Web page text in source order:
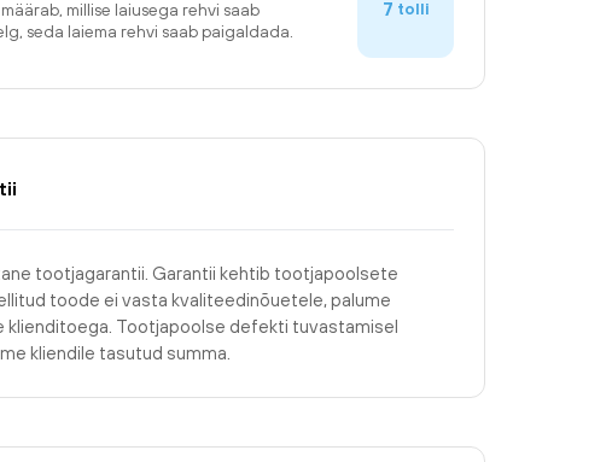
millise laiusega rehvi saab
seda laiema rehvi saab paigaldada.
7 tolli
tootjagarantii. Garantii kehtib tootjapoolsete
toode ei vasta kvaliteedinõuetele, palume
Tootjapoolse defekti tuvastamisel
kliendile tasutud summa.